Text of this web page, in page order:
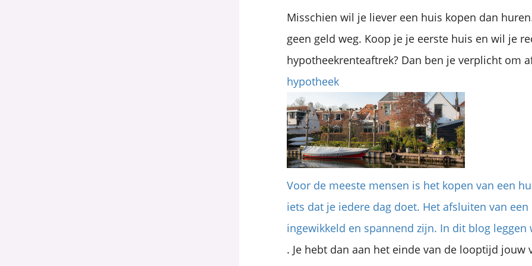
Misschien wil je liever een huis kopen dan
geen geld weg. Koop je je eerste huis en wil je
hypotheekrenteaftrek? Dan ben je verplicht om
hypotheek
Voor de meeste mensen is het kopen van een
iets dat je iedere dag doet. Het afsluiten van
ingewikkeld en spannend zijn. In dit blog leggen
. Je hebt dan aan het einde van de looptijd